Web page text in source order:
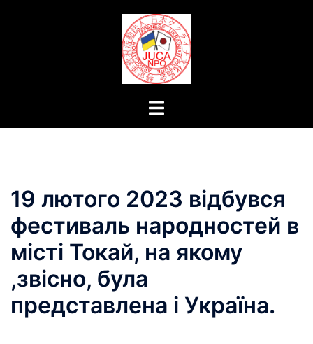
ト
ュ
ー
19 лютого 2023 відбувся
фестиваль народностей в
місті Токай, на якому
,звісно, була
представлена і Україна.